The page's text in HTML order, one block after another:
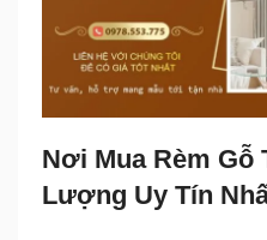
Nơi Mua Rèm Gỗ
Lượng Uy Tín